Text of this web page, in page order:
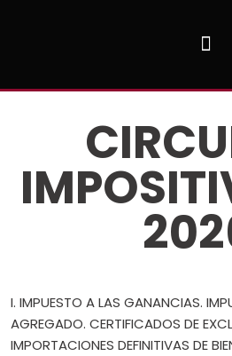
I. IMPUESTO A LAS GANANCIAS.
AGREGADO. CERTIFICADOS DE
IMPORTACIONES DEFINITIVAS DE